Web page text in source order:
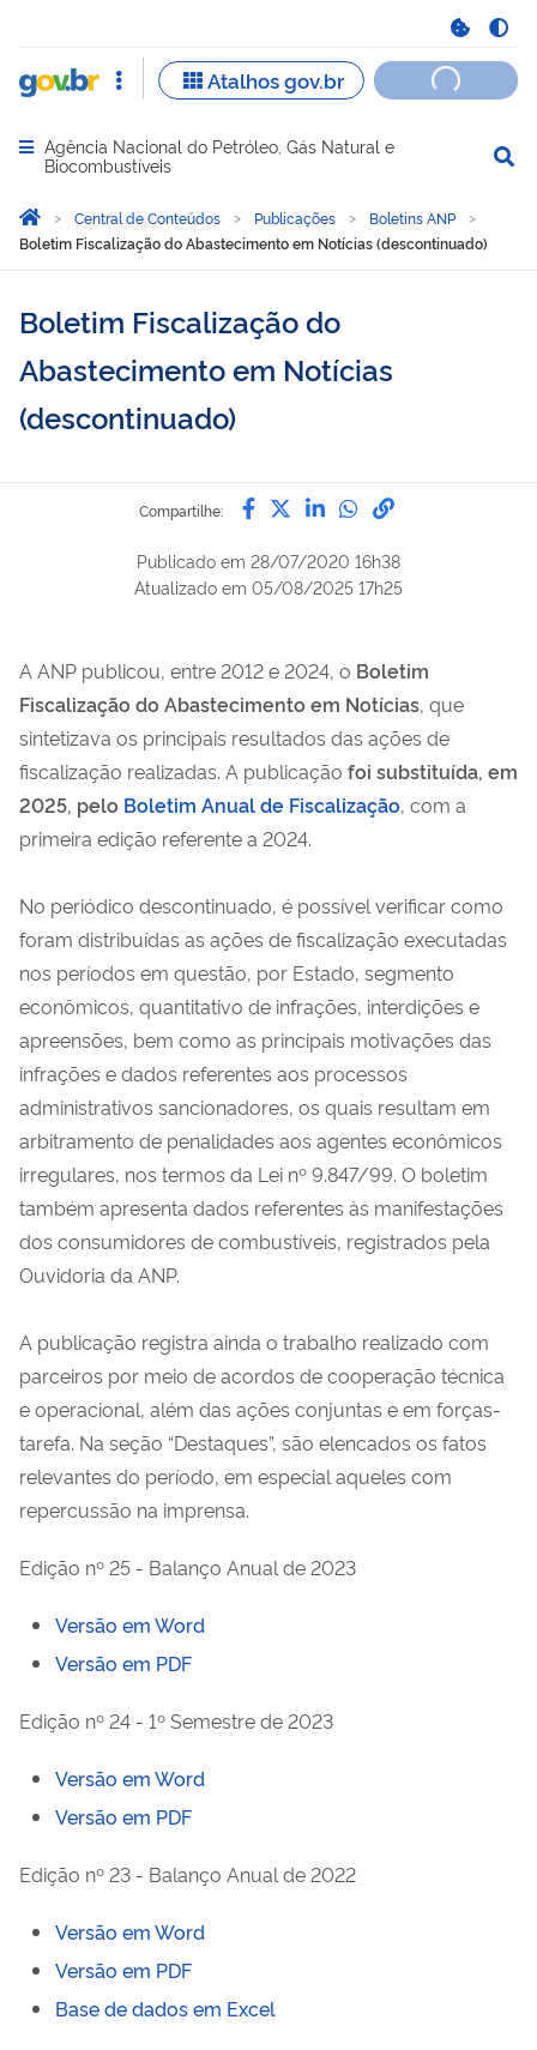
Abrir menu principal de navegação
Agência Nacional do Petróleo, Gás Natural e
Biocombustíveis
Você está aqui:
Página Inicial
Central de Conteúdos Publicações
Boletins ANP
Boletim Fiscalização do Abastecimento em Notícias (descontinuado)
Boletim Fiscalização do
Abastecimento em Notícias
(descontinuado)
Compartilhe: Compartilhe por Facebook
Compartilhe por Twitter
Compartilhe por
Compartilhe
link para
Publicado em 28/07/2020 16h38
Atualizado em 05/08/2025 17h25
A ANP publicou, entre 2012 e 2024, o Boletim
Fiscalização do Abastecimento em Notícias, que
sintetizava os principais resultados das ações de
fiscalização realizadas. A publicação foi substituída, em
2025, pelo Boletim Anual de Fiscalização, com a
primeira edição referente a 2024.
No periódico descontinuado, é possível verificar como
foram distribuídas as ações de fiscalização executadas
nos períodos em questão, por Estado, segmento
econômicos, quantitativo de infrações, interdições e
apreensões, bem como as principais motivações das
infrações e dados referentes aos processos
administrativos sancionadores, os quais resultam em
arbitramento de penalidades aos agentes econômicos
irregulares, nos termos da Lei nº 9.847/99. O boletim
também apresenta dados referentes às manifestações
dos consumidores de combustíveis, registrados pela
Ouvidoria da ANP.
A publicação registra ainda o trabalho realizado com
parceiros por meio de acordos de cooperação técnica
e operacional, além das ações conjuntas e em forças-
tarefa. Na seção “Destaques”, são elencados os fatos
relevantes do período, em especial aqueles com
repercussão na imprensa.
Edição nº 25 - Balanço Anual de 2023
Versão em Word
Versão em PDF
Edição nº 24 - 1º Semestre de 2023
Versão em Word
Versão em PDF
Edição nº 23 - Balanço Anual de 2022
Versão em Word
Versão em PDF
Base de dados em Excel